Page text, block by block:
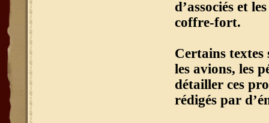
d’associés et
coffre-fort.
Certains textes
les avions, les
détailler ces
rédigés par